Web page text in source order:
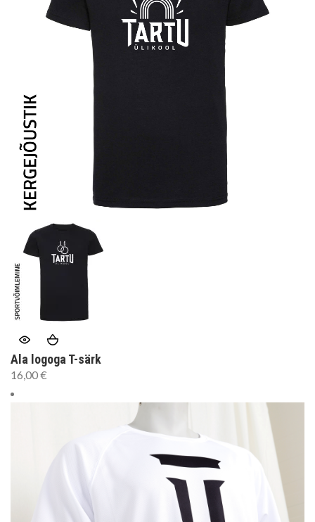
Ala logoga T-särk
16,00€